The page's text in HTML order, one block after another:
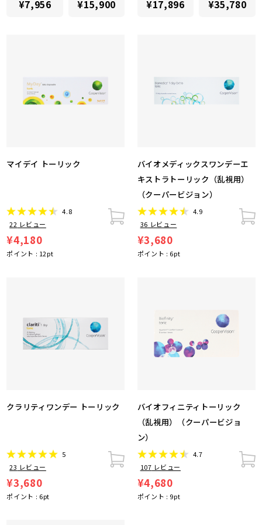
¥7,956 ¥15,900 ¥17,896 ¥35,780
マイデイ トーリック
4.8
22 レビュー
¥4,180
ポイント : 12pt
バイオメディックスワンデーエ
キストラトーリック（乱視用）
（クーパービジョン）
4.9
36 レビュー
¥3,680
ポイント : 6pt
クラリティワンデー トーリック
5
23 レビュー
¥3,680
ポイント : 6pt
バイオフィニティトーリック
（乱視用）（クーパービジョ
ン）
4.7
107 レビュー
¥4,680
ポイント : 9pt